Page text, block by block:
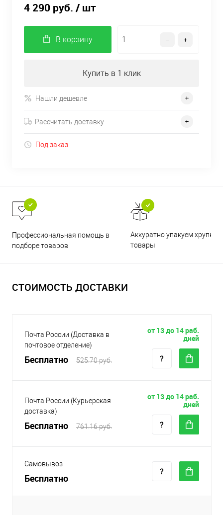
4 290 руб. / шт
В корзину
Купить в 1 клик
Нашли дешевле
Рассчитать доставку
Под заказ
Профессиональная помощь в
подборе товаров
Аккуратно упакуем хрупкие
товары
СТОИМОСТЬ ДОСТАВКИ
Почта России (Доставка в
почтовое отделение)
Бесплатно 525.70 руб.
от 13 до 14 раб.
дней
Почта России (Курьерская
доставка)
Бесплатно 761.16 руб.
от 13 до 14 раб.
дней
Самовывоз
Бесплатно